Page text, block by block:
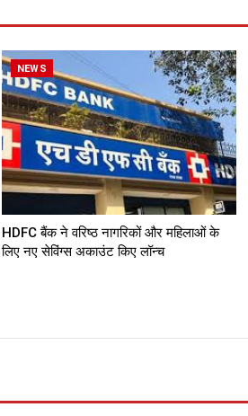
NEWS
HDFC बैंक ने वरिष्ठ नागरिकों और महिलाओं के
लिए नए सेविंग्स अकाउंट किए लॉन्च